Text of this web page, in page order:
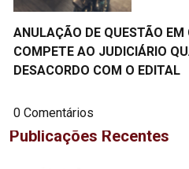
ANULAÇÃO DE QUESTÃO EM
COMPETE AO JUDICIÁRIO
DESACORDO COM O EDITAL
0 Comentários
Publicações Recentes